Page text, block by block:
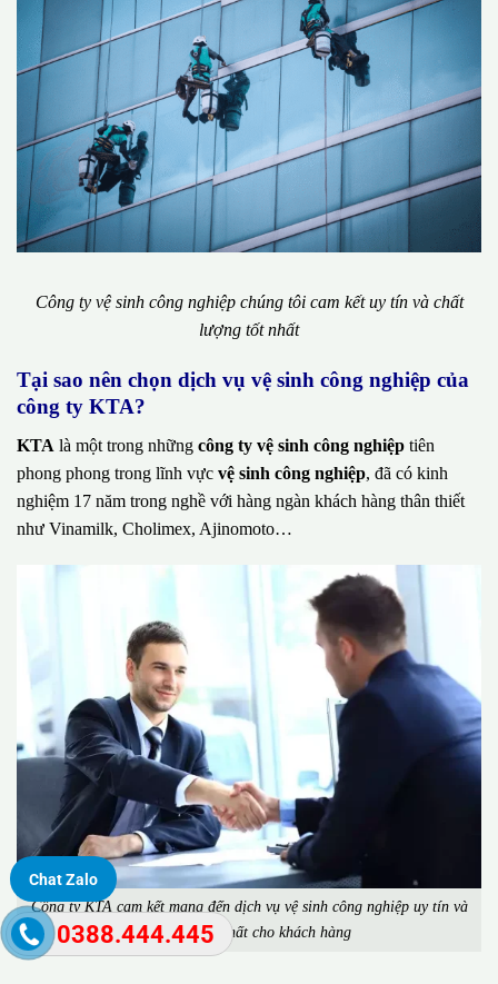
Công ty vệ sinh công nghiệp chúng tôi cam kết uy tín và chất
lượng tốt nhất
Tại sao nên chọn dịch vụ vệ sinh công nghiệp của
công ty KTA?
KTA là một trong những công ty vệ sinh công nghiệp tiên
phong phong trong lĩnh vực vệ sinh công nghiệp, đã có kinh
nghiệm 17 năm trong nghề với hàng ngàn khách hàng thân thiết
như Vinamilk, Cholimex, Ajinomoto…
Công ty KTA cam kết mang đến dịch vụ vệ sinh công nghiệp uy tín và
chất lượng nhất cho khách hàng
Chat Zalo
0388.444.445